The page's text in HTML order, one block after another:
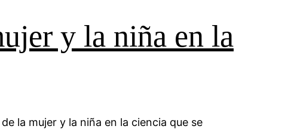
y la niña en la
la mujer y la niña en la ciencia que se